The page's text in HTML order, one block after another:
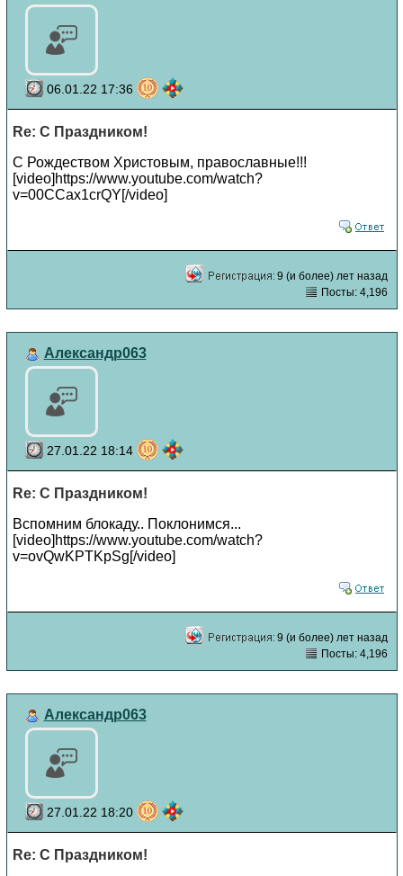
06.01.22 17:36
Re: С Праздником!
С Рождеством Христовым, православные!!!
[video]https://www.youtube.com/watch?
v=00CCax1crQY[/video]
9 (и более) лет назад
Посты: 4,196
Александр063
27.01.22 18:14
Re: С Праздником!
Вспомним блокаду.. Поклонимся...
[video]https://www.youtube.com/watch?
v=ovQwKPTKpSg[/video]
9 (и более) лет назад
Посты: 4,196
Александр063
27.01.22 18:20
Re: С Праздником!